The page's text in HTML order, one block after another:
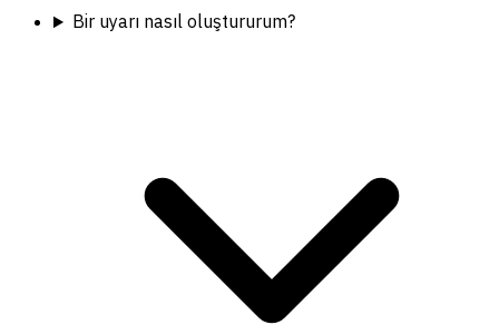
Bir uyarı nasıl oluştururum?